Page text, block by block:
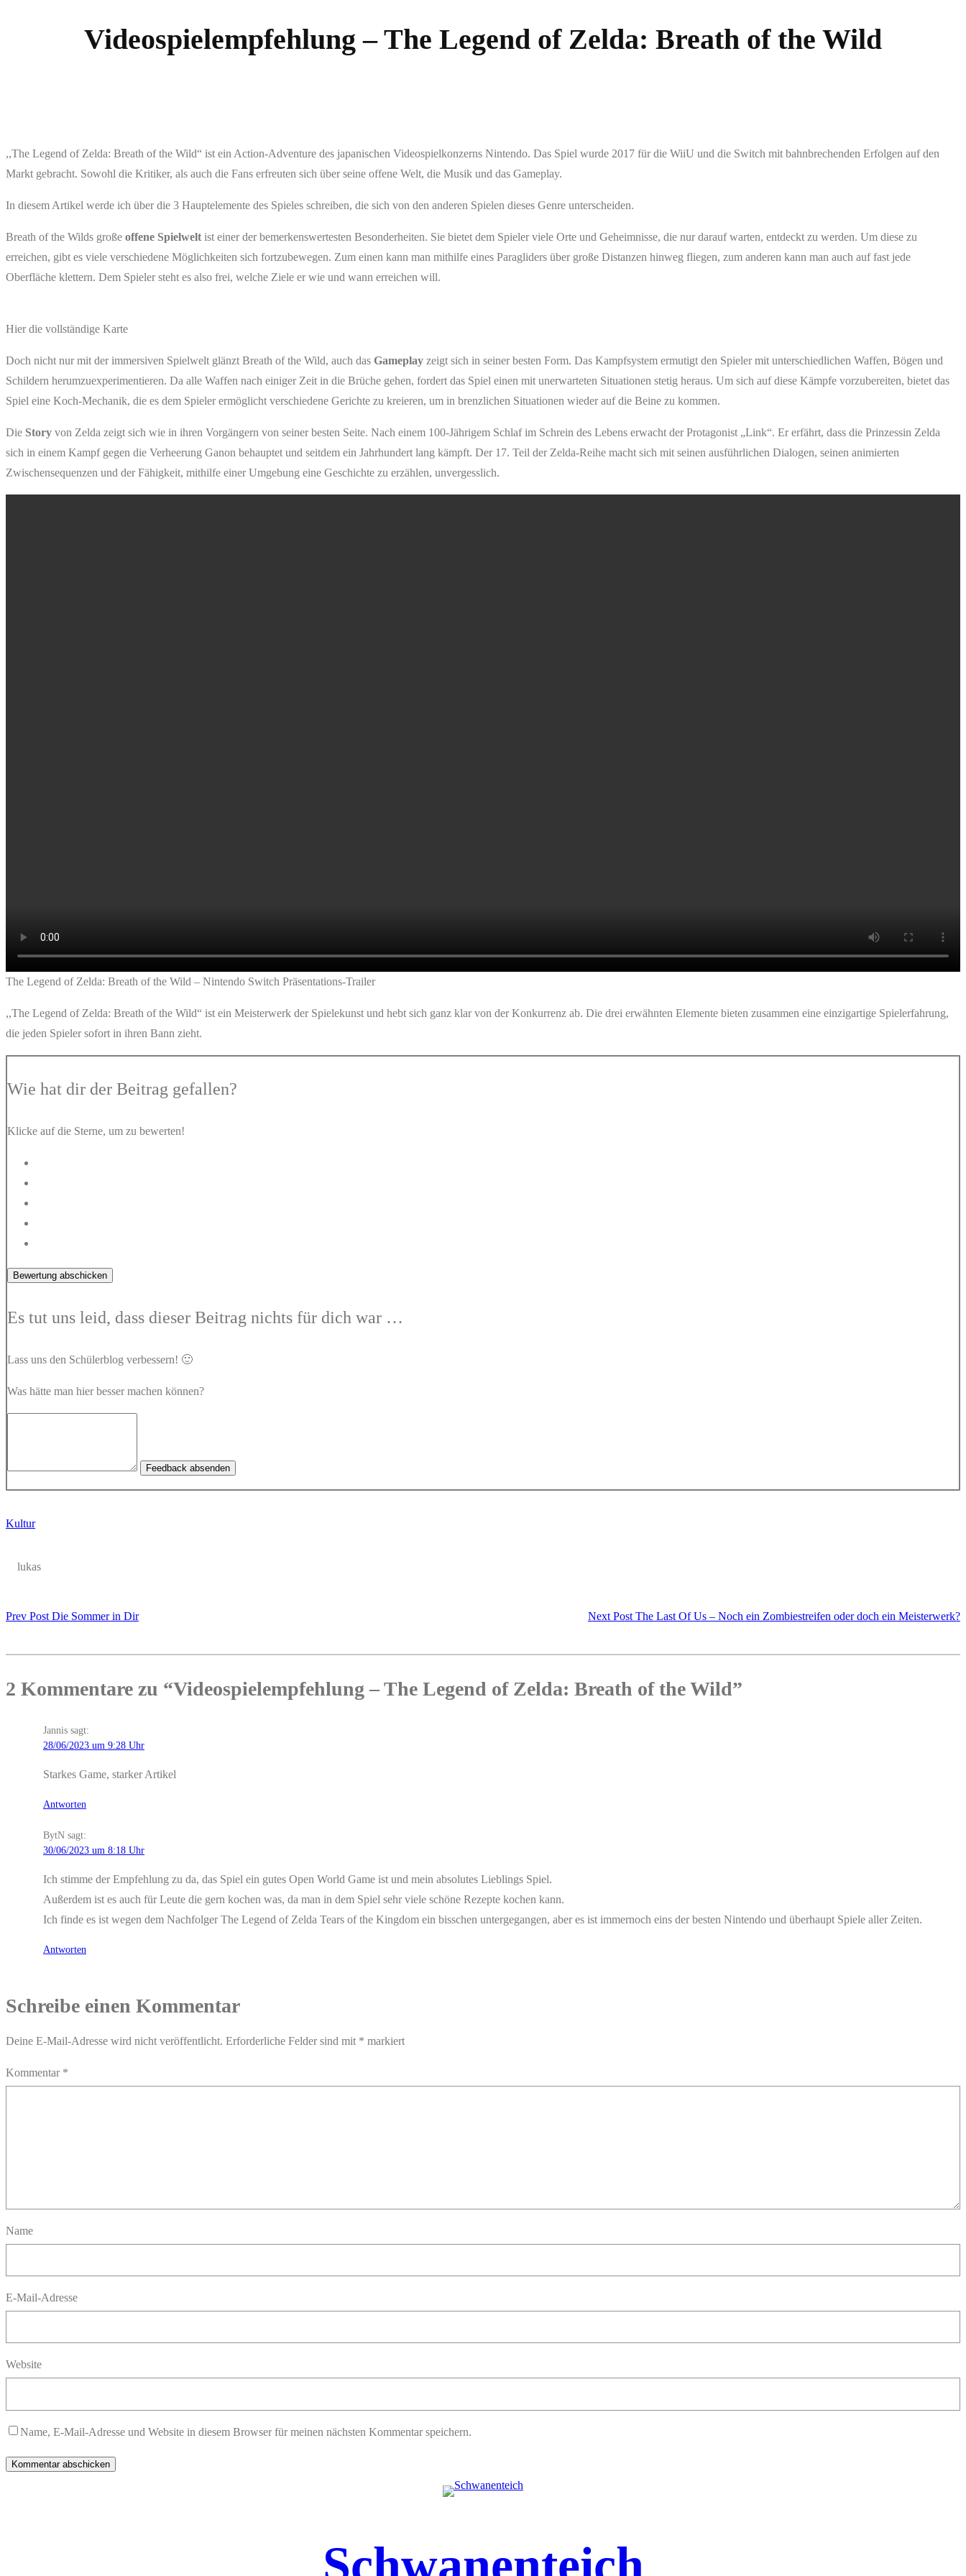
Videospielempfehlung – The Legend of Zelda: Breath of the Wild
,,The Legend of Zelda: Breath of the Wild“ ist ein Action-Adventure des japanischen Videospielkonzerns Nintendo. Das Spiel wurde 2017 für die WiiU und die Switch mit bahnbrechenden Erfolgen auf den
Markt gebracht. Sowohl die Kritiker, als auch die Fans erfreuten sich über seine offene Welt, die Musik und das Gameplay.
In diesem Artikel werde ich über die 3 Hauptelemente des Spieles schreiben, die sich von den anderen Spielen dieses Genre unterscheiden.
Breath of the Wilds große offene Spielwelt ist einer der bemerkenswertesten Besonderheiten. Sie bietet dem Spieler viele Orte und Geheimnisse, die nur darauf warten, entdeckt zu werden. Um diese zu
erreichen, gibt es viele verschiedene Möglichkeiten sich fortzubewegen. Zum einen kann man mithilfe eines Paragliders über große Distanzen hinweg fliegen, zum anderen kann man auch auf fast jede
Oberfläche klettern. Dem Spieler steht es also frei, welche Ziele er wie und wann erreichen will.
Hier die vollständige Karte
Doch nicht nur mit der immersiven Spielwelt glänzt Breath of the Wild, auch das Gameplay zeigt sich in seiner besten Form. Das Kampfsystem ermutigt den Spieler mit unterschiedlichen Waffen, Bögen und
Schildern herumzuexperimentieren. Da alle Waffen nach einiger Zeit in die Brüche gehen, fordert das Spiel einen mit unerwarteten Situationen stetig heraus. Um sich auf diese Kämpfe vorzubereiten, bietet das
Spiel eine Koch-Mechanik, die es dem Spieler ermöglicht verschiedene Gerichte zu kreieren, um in brenzlichen Situationen wieder auf die Beine zu kommen.
Die Story von Zelda zeigt sich wie in ihren Vorgängern von seiner besten Seite. Nach einem 100-Jährigem Schlaf im Schrein des Lebens erwacht der Protagonist „Link“. Er erfährt, dass die Prinzessin Zelda
sich in einem Kampf gegen die Verheerung Ganon behauptet und seitdem ein Jahrhundert lang kämpft. Der 17. Teil der Zelda-Reihe macht sich mit seinen ausführlichen Dialogen, seinen animierten
Zwischensequenzen und der Fähigkeit, mithilfe einer Umgebung eine Geschichte zu erzählen, unvergesslich.
The Legend of Zelda: Breath of the Wild – Nintendo Switch Präsentations-Trailer
,,The Legend of Zelda: Breath of the Wild“ ist ein Meisterwerk der Spielekunst und hebt sich ganz klar von der Konkurrenz ab. Die drei erwähnten Elemente bieten zusammen eine einzigartige Spielerfahrung,
die jeden Spieler sofort in ihren Bann zieht.
Wie hat dir der Beitrag gefallen?
Klicke auf die Sterne, um zu bewerten!
Bewertung abschicken
Es tut uns leid, dass dieser Beitrag nichts für dich war …
Lass uns den Schülerblog verbessern! 🙂
Was hätte man hier besser machen können?
Feedback absenden
Kultur
lukas
Prev Post Die Sommer in Dir Next Post The Last Of Us – Noch ein Zombiestreifen oder doch ein Meisterwerk?
2 Kommentare zu “Videospielempfehlung – The Legend of Zelda: Breath of the Wild”
Jannis sagt:
28/06/2023 um 9:28 Uhr
Starkes Game, starker Artikel
Antworten
BytN sagt:
30/06/2023 um 8:18 Uhr
Ich stimme der Empfehlung zu da, das Spiel ein gutes Open World Game ist und mein absolutes Lieblings Spiel.
Außerdem ist es auch für Leute die gern kochen was, da man in dem Spiel sehr viele schöne Rezepte kochen kann.
Ich finde es ist wegen dem Nachfolger The Legend of Zelda Tears of the Kingdom ein bisschen untergegangen, aber es ist immernoch eins der besten Nintendo und überhaupt Spiele aller Zeiten.
Antworten
Schreibe einen Kommentar
Deine E-Mail-Adresse wird nicht veröffentlicht. Erforderliche Felder sind mit * markiert
Kommentar *
Name
E-Mail-Adresse
Website
Name, E-Mail-Adresse und Website in diesem Browser für meinen nächsten Kommentar speichern.
Schwanenteich